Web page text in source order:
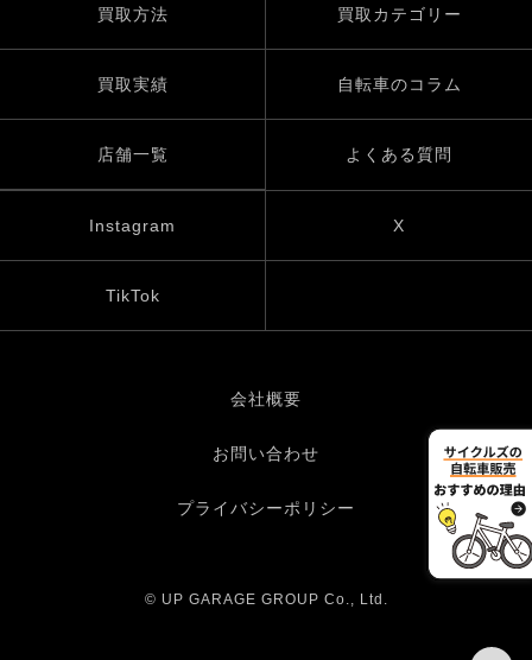
買取方法 買取カテゴリー
買取実績 自転車のコラム
店舗一覧 よくある質問
Instagram X
TikTok
会社概要
お問い合わせ
プライバシーポリシー
© UP GARAGE GROUP Co., Ltd.